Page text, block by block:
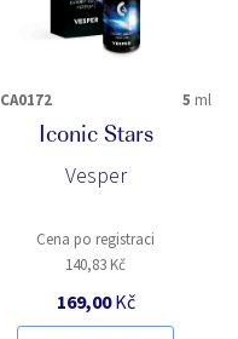
CA0172 5 ml
Iconic Stars
Vesper
Cena po registraci
140,83 Kč
169,00Kč